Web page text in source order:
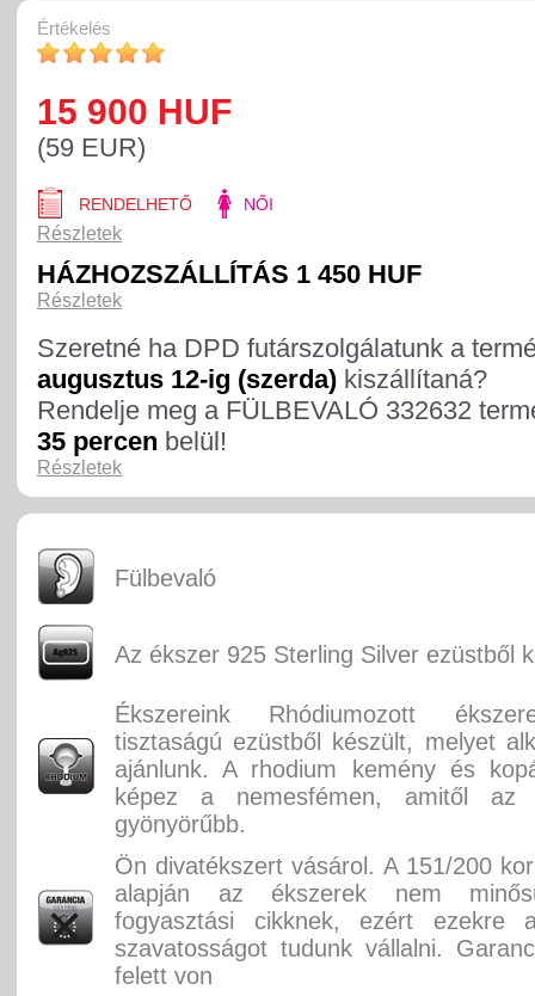
Értékelés
15 900 HUF
(59 EUR)
RENDELHETŐ
Részletek
NŐI
HÁZHOZSZÁLLÍTÁS 1 450 HUF
Részletek
Szeretné ha DPD futárszolgálatunk a
augusztus 12-ig (szerda) kiszállítaná?
Rendelje meg a FÜLBEVALÓ 332632
35 percen belül!
Részletek
Fülbevaló
Az ékszer 925 Sterling Silver ezüstből
Ékszereink Rhódiumozott
tisztaságú ezüstből készült, melyet
ajánlunk. A rhodium kemény és
képez a nemesfémen, amitől az
gyönyörűbb.
Ön divatékszert vásárol. A 151/200
alapján az ékszerek nem
fogyasztási cikknek, ezért ezekre
szavatosságot tudunk vállalni.
felett von